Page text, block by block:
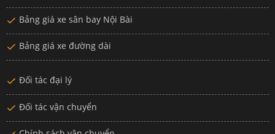
Bảng giá xe sân bay Nội Bài
Bảng giá xe đường dài
Đối tác đại lý
Đối tác vận chuyển